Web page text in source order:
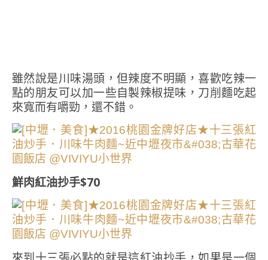
雖然說是川味湯頭，但辣度不明顯，喜歡吃辣一
點的朋友可以加一些自製辣椒提味，刀削麵吃起
來寬而有嚼勁，還不錯。
鮮肉紅油抄手$70